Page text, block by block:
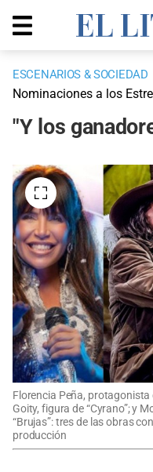
ESCENARIOS & SOCIEDAD
Nominaciones a los
"Y los
Florencia Peña, protagonista
Goity, figura de “Cyrano”; y
“Brujas”: tres de las obras
producción